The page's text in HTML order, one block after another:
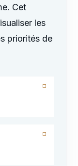
Cet
les
priorités de